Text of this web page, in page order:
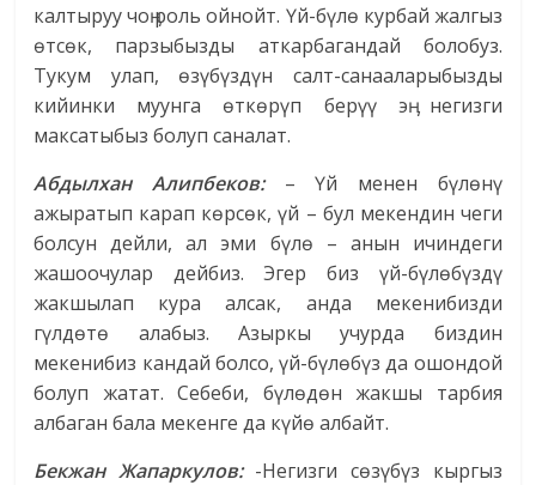
калтыруу чоӊ роль ойнойт. Үй-бүлө курбай жалгыз
өтсөк, парзыбызды аткарбагандай болобуз.
Тукум улап, өзүбүздүн салт-санааларыбызды
кийинки муунга өткөрүп берүү эӊ негизги
максатыбыз болуп саналат.
Абдылхан Алипбеков:– Үй менен бүлөнү
ажыратып карап көрсөк, үй – бул мекендин чеги
болсун дейли, ал эми бүлө – анын ичиндеги
жашоочулар дейбиз. Эгер биз үй-бүлөбүздү
жакшылап кура алсак, анда мекенибизди
гүлдөтө алабыз. Азыркы учурда биздин
мекенибиз кандай болсо, үй-бүлөбүз да ошондой
болуп жатат. Себеби, бүлөдөн жакшы тарбия
албаган бала мекенге да күйө албайт.
Бекжан Жапаркулов:-Негизги сөзүбүз кыргыз